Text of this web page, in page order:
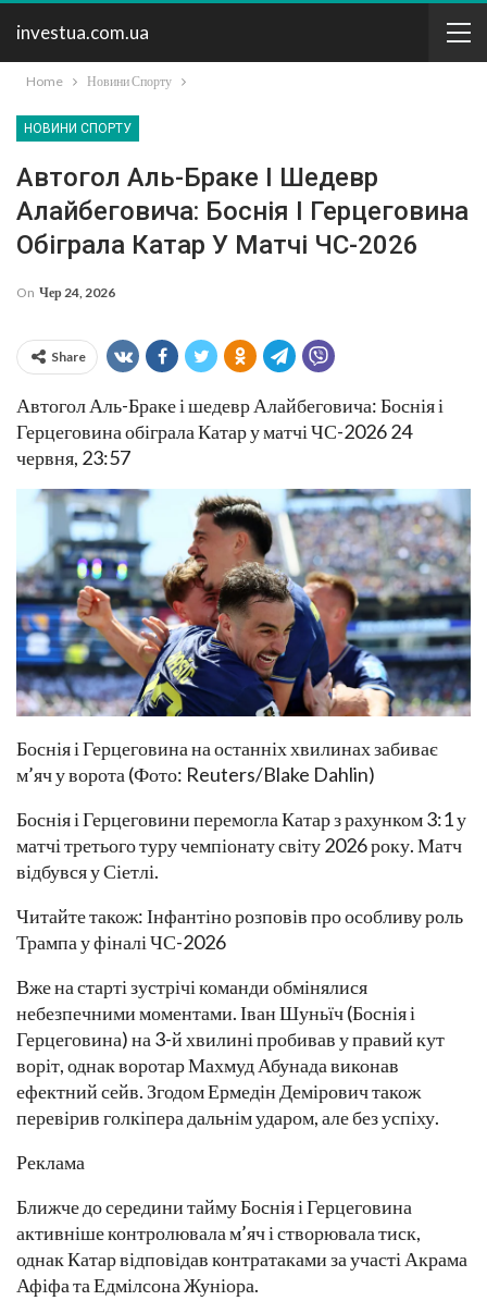
investua.com.ua
Home Новини Спорту
НОВИНИ СПОРТУ
Автогол Аль-Браке І Шедевр
Алайбеговича: Боснія І Герцеговина
Обіграла Катар У Матчі ЧС-2026
On Чер 24, 2026
Share
Автогол Аль-Браке і шедевр Алайбеговича: Боснія і
Герцеговина обіграла Катар у матчі ЧС-2026 24
червня, 23:57
Боснія і Герцеговина на останніх хвилинах забиває
м’яч у ворота (Фото: Reuters/Blake Dahlin)
Боснія і Герцеговини перемогла Катар з рахунком 3:1 у
матчі третього туру чемпіонату світу 2026 року. Матч
відбувся у Сіетлі.
Читайте також: Інфантіно розповів про особливу роль
Трампа у фіналі ЧС-2026
Вже на старті зустрічі команди обмінялися
небезпечними моментами. Іван Шуньїч (Боснія і
Герцеговина) на 3-й хвилині пробивав у правий кут
воріт, однак воротар Махмуд Абунада виконав
ефектний сейв. Згодом Ермедін Демірович також
перевірив голкіпера дальнім ударом, але без успіху.
Реклама
Ближче до середини тайму Боснія і Герцеговина
активніше контролювала м’яч і створювала тиск,
однак Катар відповідав контратаками за участі Акрама
Афіфа та Едмілсона Жуніора.